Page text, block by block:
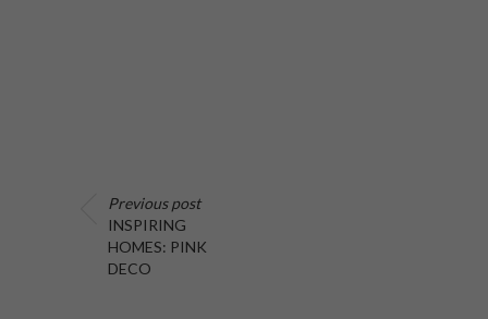
Previous post
INSPIRING
HOMES: PINK
DECO